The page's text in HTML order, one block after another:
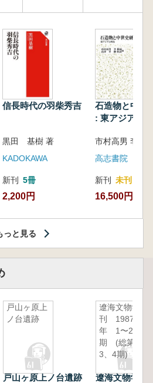
信長時代の羽柴秀吉
黒田 基樹 著
KADOKAWA
新刊 5冊
2,200円
石造物と中世
: 東アジアと
高志書院
新刊 未刊
16,500円
っと見る
戸山ヶ原上
ノ台遺跡
戸山ヶ原上ノ台遺跡
遼海文物学
刊 1987
年 1〜2
期 (総第
3、4期)
遼海文物学